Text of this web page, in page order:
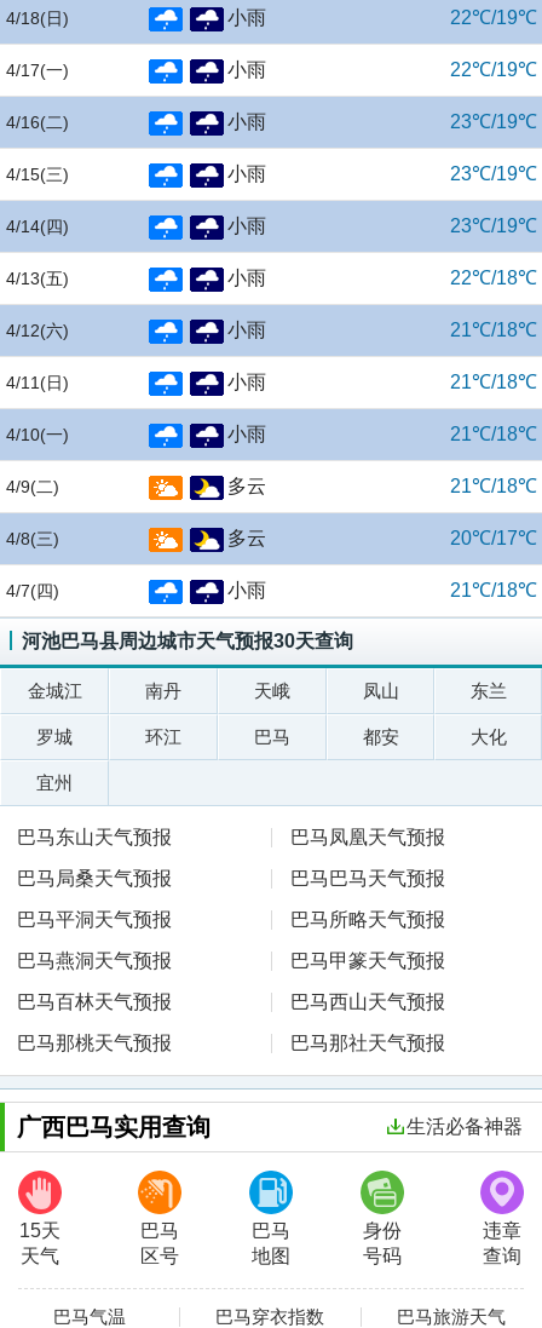
4/18(日) 小雨 22℃/19℃
4/17(一) 小雨 22℃/19℃
4/16(二) 小雨 23℃/19℃
4/15(三) 小雨 23℃/19℃
4/14(四) 小雨 23℃/19℃
4/13(五) 小雨 22℃/18℃
4/12(六) 小雨 21℃/18℃
4/11 (日) 小雨 21℃/18℃
4/10(一) 小雨 21℃/18℃
4/9(二) 多云 21℃/18℃
4/8(三) 多云 20℃/17℃
4/7(四) 小雨 21℃/18℃
河池巴马县周边城市天气预报30天查询
金城江 南丹 天峨 凤山 东兰
罗城 环江 巴马 都安 大化
宜州
巴马东山天气预报
巴马凤凰天气预报
巴马局桑天气预报
巴马巴马天气预报
巴马平洞天气预报
巴马所略天气预报
巴马燕洞天气预报
巴马甲篆天气预报
巴马百林天气预报
巴马西山天气预报
巴马那桃天气预报
巴马那社天气预报
广西巴马实用查询 生活必备神器
15天
天气
巴马
区号
巴马
地图
身份
号码
违章
查询
巴马气温 巴马穿衣指数 巴马旅游天气